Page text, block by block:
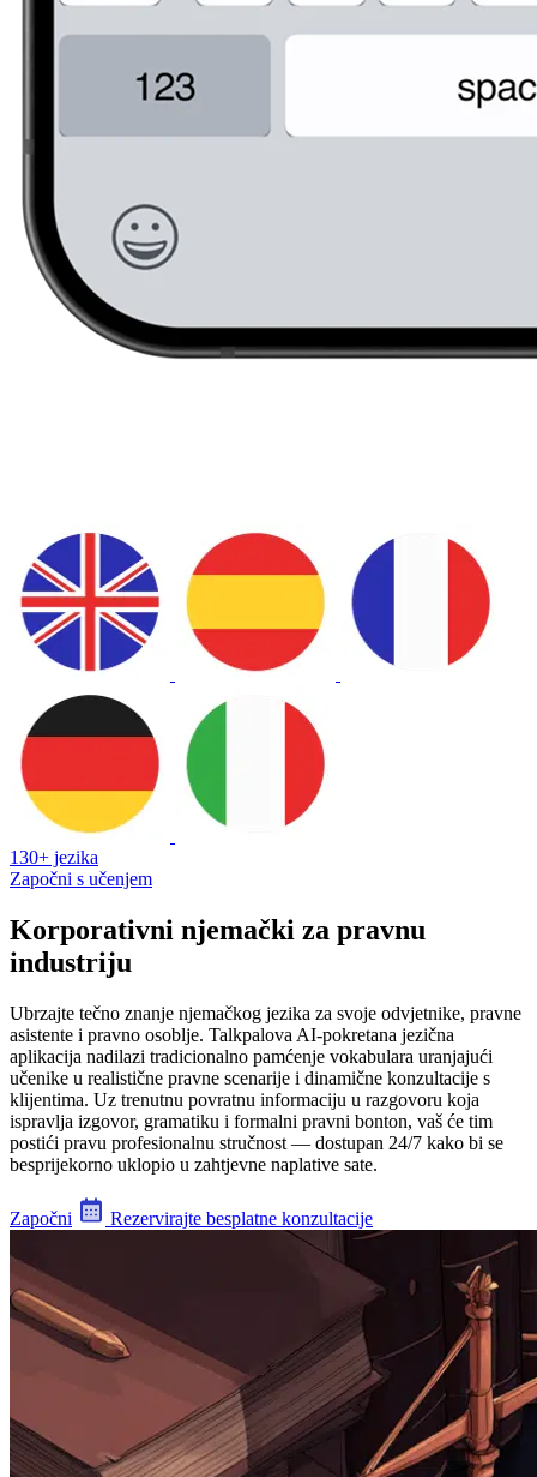
130+ jezika
Započni s učenjem
Korporativni njemački za pravnu
industriju
Ubrzajte tečno znanje njemačkog jezika za svoje odvjetnike, pravne
asistente i pravno osoblje. Talkpalova AI-pokretana jezična
aplikacija nadilazi tradicionalno pamćenje vokabulara uranjajući
učenike u realistične pravne scenarije i dinamične konzultacije s
klijentima. Uz trenutnu povratnu informaciju u razgovoru koja
ispravlja izgovor, gramatiku i formalni pravni bonton, vaš će tim
postići pravu profesionalnu stručnost — dostupan 24/7 kako bi se
besprijekorno uklopio u zahtjevne naplative sate.
Započni Rezervirajte besplatne konzultacije